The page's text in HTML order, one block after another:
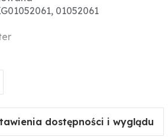
01052061
dostępności i wyglądu